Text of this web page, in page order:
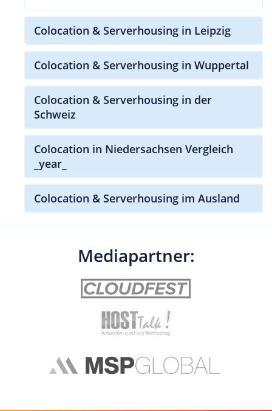
Colocation & Serverhousing in Leipzig
Colocation & Serverhousing in Wuppertal
Colocation & Serverhousing in der
Schweiz
Colocation in Niedersachsen Vergleich
_year_
Colocation & Serverhousing im Ausland
Mediapartner: